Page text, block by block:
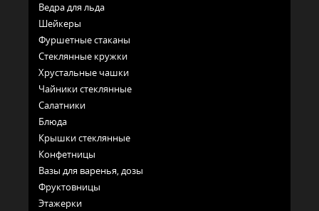
Ведра для льда
Шейкеры
Фуршетные стаканы
Стеклянные кружки
Хрустальные чашки
Чайники стеклянные
Салатники
Блюда
Крышки стеклянные
Конфетницы
Вазы для варенья, дозы
Фруктовницы
Этажерки